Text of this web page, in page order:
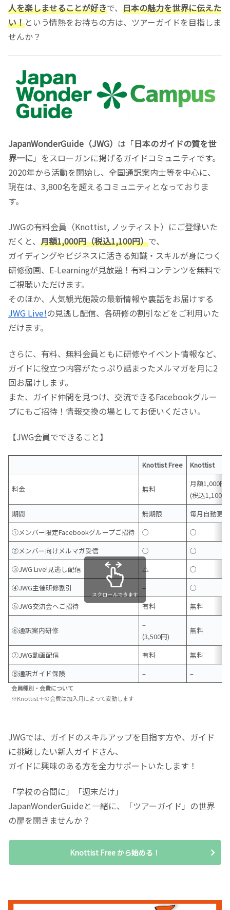
人を楽しませることが好きで、 日本の魅力を世界に伝えた
い！という情熱をお持ちの方は、ツアーガイドを目指しま
せんか？
JapanWonderGuide（JWG） は「日本のガイドの質を世
界一に」をスローガンに掲げるガイドコミュニティです。
2020年から活動を開始し、全国通訳案内士等を中心に、
現在は、3,800名を超えるコミュニティとなっておりま
す。
JWGの有料会員（Knottist, ノッティスト）にご登録いた
だくと、 月額1,000円（税込1,100円）で、
ガイディングやビジネスに活きる知識・スキルが身につく
研修動画、E-Learningが見放題！有料コンテンツを無料で
ご視聴いただけます。
そのほか、人気観光施設の最新情報や裏話をお届けする
JWG Live!の見逃し配信、各研修の割引などをご利用いた
だけます。
さらに、有料、無料会員ともに研修やイベント情報など、
ガイドに役立つ内容がたっぷり詰まったメルマガを月に2
回お届けします。
また、ガイド仲間を見つけ、交流できるFacebookグルー
プにもご招待！情報交換の場としてお使いください。
【JWG会員でできること】
Knottist Free Knottist
料金 無料
月額1,000円
(税込1,100
期間
無期限
毎月自動更新
①メンバー限定Facebookグループご招待
○
○
②メンバー向けメルマガ受信
○
○
③JWG Live!見逃し配信
△
○
④JWG主催研修割引
–
○
⑤JWG交流会へご招待
有料 無料
⑥通訳案内研修
–
(3,500円)
無料
⑦JWG動画配信 有料
無料
⑧通訳ガイド保険
– –
スクロールできます
会員種別・会費について
※Knottist＋の会費は加入月によって変動します
JWGでは、ガイドのスキルアップを目指す方や、ガイド
に挑戦したい新人ガイドさん、
ガイドに興味のある方を全力サポートいたします！
「学校の合間に」「週末だけ」
JapanWonderGuideと一緒に、「ツアーガイド」の世界
の扉を開きませんか？
Knottist Free から始める！